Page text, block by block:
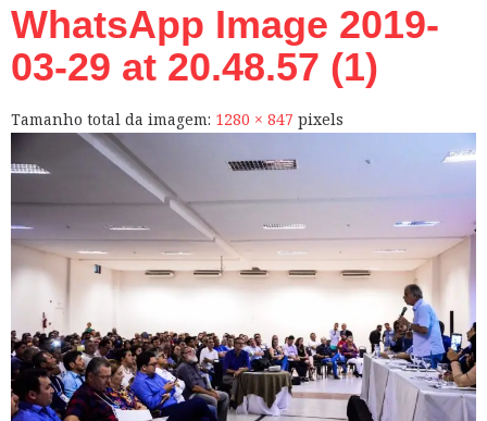
WhatsApp Image 2019-
03-29 at 20.48.57 (1)
Tamanho total da imagem: 1280 × 847 pixels